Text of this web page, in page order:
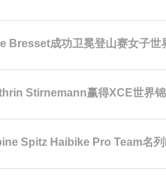
Bresset成功卫冕登山赛女子世
Stirnemann赢得XCE世界
Spitz Haibike Pro Team名